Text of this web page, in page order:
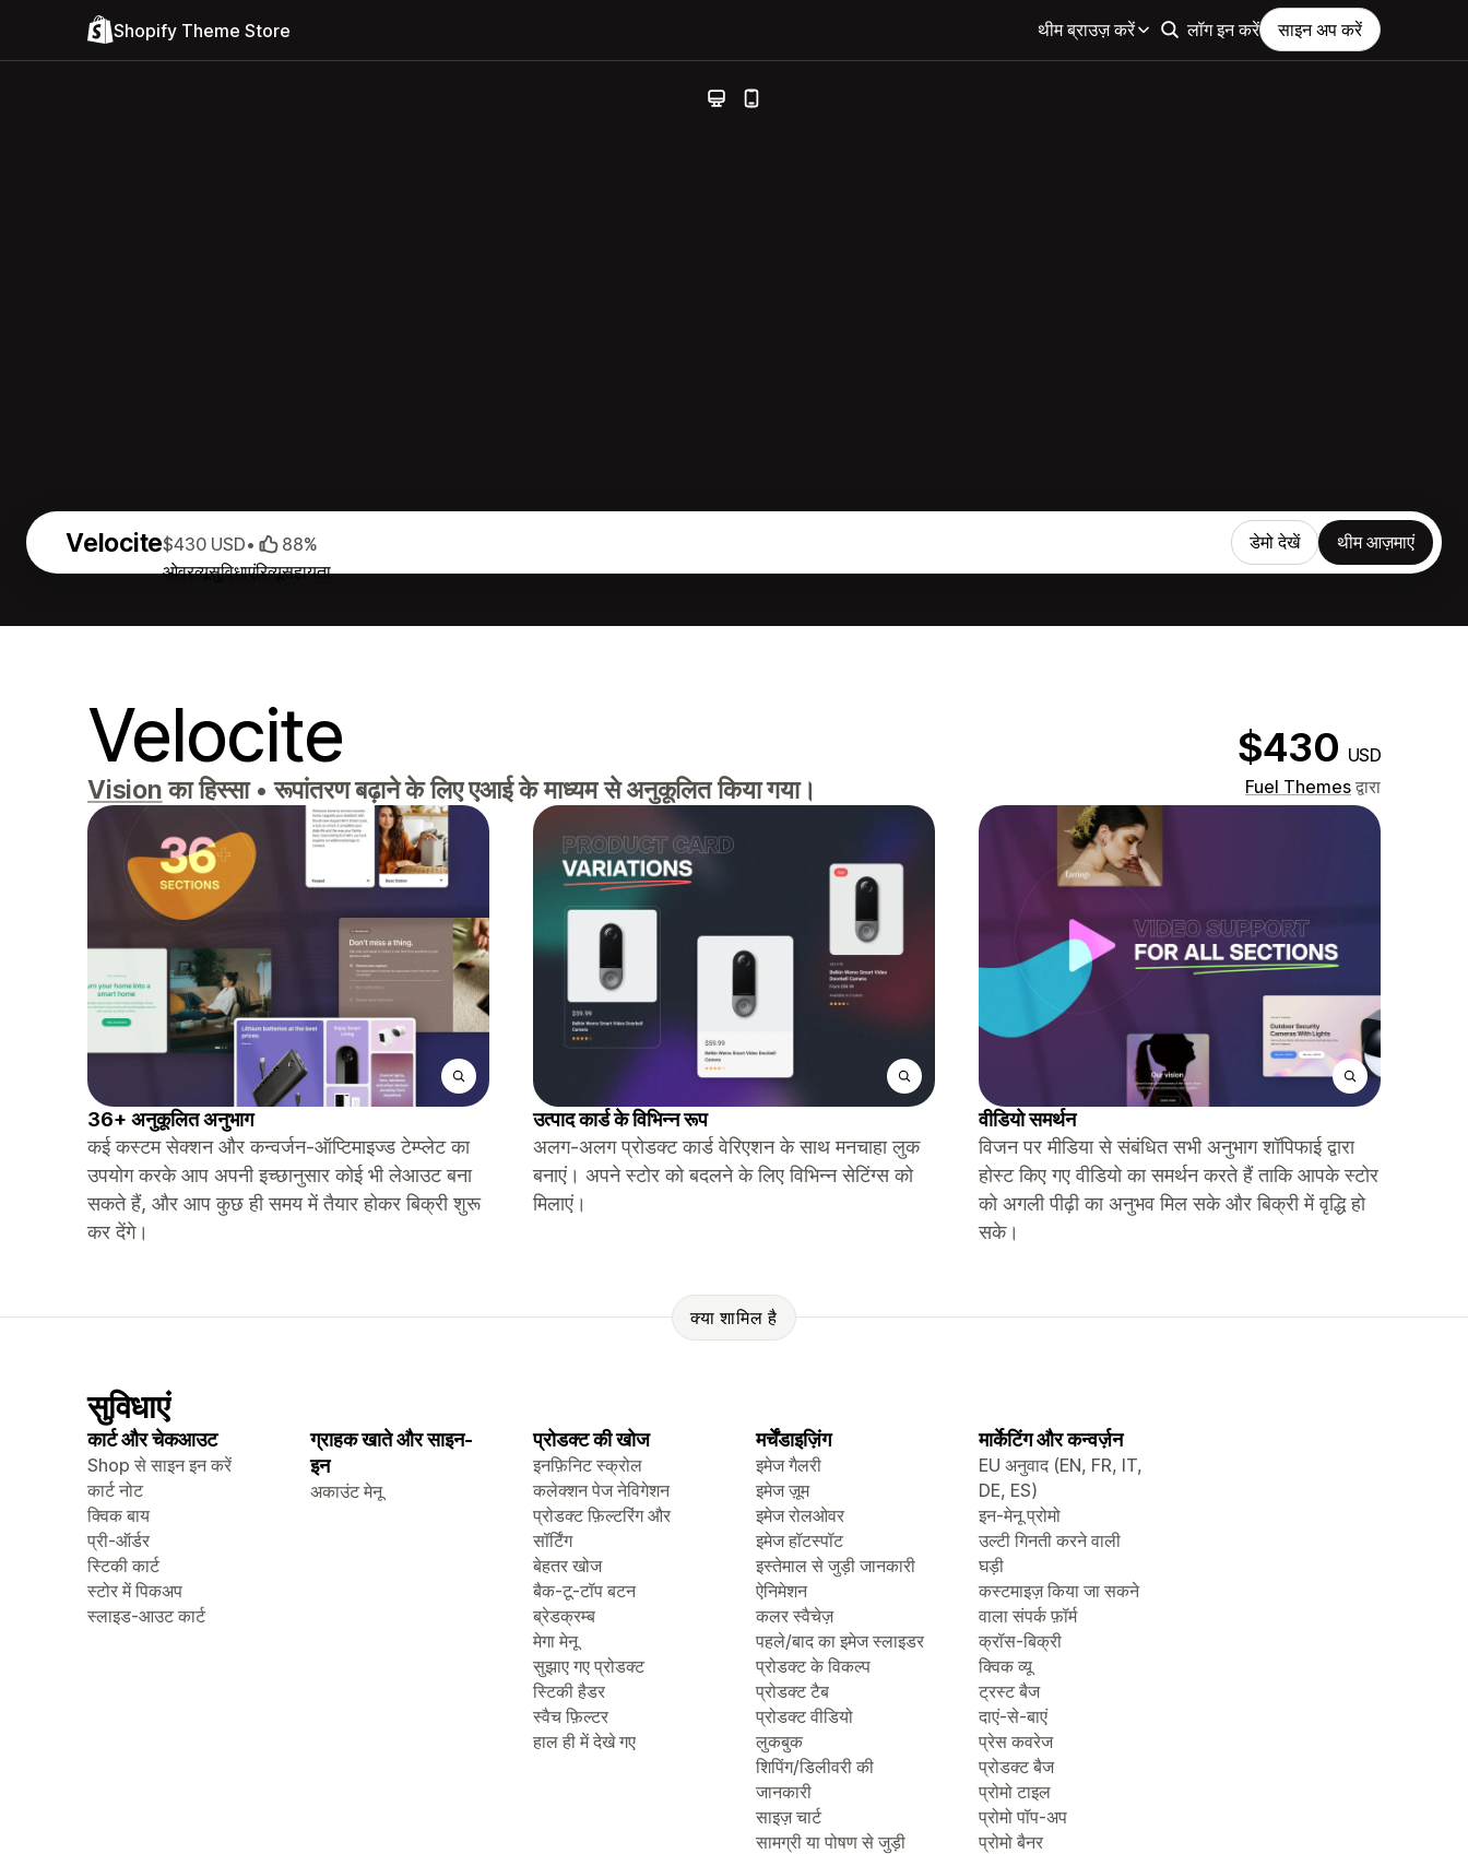
Shopify Theme Store थीम ब्राउज़ करें लॉग इन करें साइन अप करें
Velocite
ओवरव्यूसुविधाएंरिव्यूसहायता
$430 USD• 88% डेमो देखें थीम आज़माएं
Velocite $430 USD
Visionका हिस्सा • रूपांतरण बढ़ाने के लिए एआई के माध्यम से अनुकूलित किया गया। Fuel Themes द्वारा
36+ अनुकूलित अनुभाग
कई कस्टम सेक्शन और कन्वर्जन-ऑप्टिमाइज्ड टेम्प्लेट का
उपयोग करके आप अपनी इच्छानुसार कोई भी लेआउट बना
सकते हैं, और आप कुछ ही समय में तैयार होकर बिक्री शुरू
कर देंगे।
उत्पाद कार्ड के विभिन्न रूप
अलग-अलग प्रोडक्ट कार्ड वेरिएशन के साथ मनचाहा लुक
बनाएं। अपने स्टोर को बदलने के लिए विभिन्न सेटिंग्स को
मिलाएं।
वीडियो समर्थन
विजन पर मीडिया से संबंधित सभी अनुभाग शॉपिफाई द्वारा
होस्ट किए गए वीडियो का समर्थन करते हैं ताकि आपके स्टोर
को अगली पीढ़ी का अनुभव मिल सके और बिक्री में वृद्धि हो
सके।
क्या शामिल है
सुविधाएं
कार्ट और चेकआउट
Shop से साइन इन करें
कार्ट नोट
क्विक बाय
प्री-ऑर्डर
स्टिकी कार्ट
स्टोर में पिकअप
स्लाइड-आउट कार्ट
ग्राहक खाते और साइन-
इन
अकाउंट मेनू
प्रोडक्ट की खोज
इनफ़िनिट स्क्रोल
कलेक्शन पेज नेविगेशन
प्रोडक्ट फ़िल्टरिंग और
सॉर्टिंग
बेहतर खोज
बैक-टू-टॉप बटन
ब्रेडक्रम्ब
मेगा मेनू
सुझाए गए प्रोडक्ट
स्टिकी हैडर
स्वैच फ़िल्टर
हाल ही में देखे गए
मर्चेंडाइज़िंग
इमेज गैलरी
इमेज ज़ूम
इमेज रोलओवर
इमेज हॉटस्पॉट
इस्तेमाल से जुड़ी जानकारी
ऐनिमेशन
कलर स्वैचेज़
पहले/बाद का इमेज स्लाइडर
प्रोडक्ट के विकल्प
प्रोडक्ट टैब
प्रोडक्ट वीडियो
लुकबुक
शिपिंग/डिलीवरी की
जानकारी
साइज़ चार्ट
सामग्री या पोषण से जुड़ी
मार्केटिंग और कन्वर्ज़न
EU अनुवाद (EN, FR, IT,
DE, ES)
इन-मेनू प्रोमो
उल्टी गिनती करने वाली
घड़ी
कस्टमाइज़ किया जा सकने
वाला संपर्क फ़ॉर्म
क्रॉस-बिक्री
क्विक व्यू
ट्रस्ट बैज
दाएं-से-बाएं
प्रेस कवरेज
प्रोडक्ट बैज
प्रोमो टाइल
प्रोमो पॉप-अप
प्रोमो बैनर